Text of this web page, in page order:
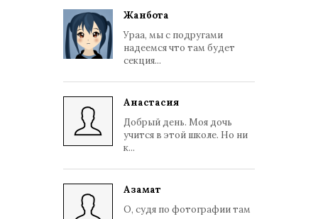
Жанбота
Ураа, мы с подругами
надеемся что там будет
секция...
Анастасия
Добрый день. Моя дочь
учится в этой школе. Но ни
к...
Азамат
О, судя по фотографии там